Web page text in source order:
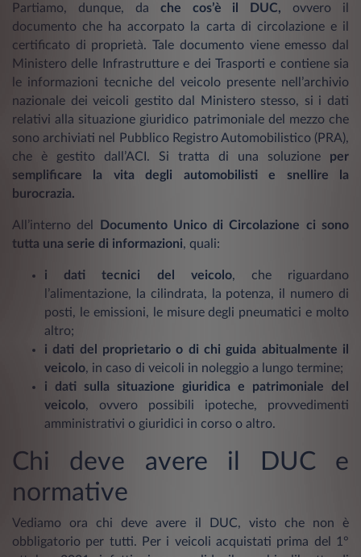
Partiamo, dunque, da che cos’è il DUC, ovvero il
documento che ha accorpato la carta di circolazione e il
certificato di proprietà. Tale documento viene emesso dal
Ministero delle Infrastrutture e dei Trasporti e contiene sia
le informazioni tecniche del veicolo presente nell’archivio
nazionale dei veicoli gestito dal Ministero stesso, si i dati
relativi alla situazione giuridico patrimoniale del mezzo che
sono archiviati nel Pubblico Registro Automobilistico (PRA),
che è gestito dall’ACI. Si tratta di una soluzione per
semplificare la vita degli automobilisti e snellire la
burocrazia.
All’interno del
Documento Unico di Circolazione ci sono
tutta una serie di informazioni, quali:
i dati tecnici del veicolo, che riguardano
l’alimentazione, la cilindrata, la potenza, il numero di
posti, le emissioni, le misure degli pneumatici e molto
altro;
i dati del proprietario o di chi guida abitualmente il
veicolo, in caso di veicoli in noleggio a lungo termine;
i dati sulla situazione giuridica e patrimoniale del
veicolo, ovvero possibili ipoteche, provvedimenti
amministrativi o giuridici in corso o altro.
Chi deve avere il DUC e
normative
Vediamo ora chi deve avere il DUC, visto che non è
obbligatorio per tutti. Per i veicoli acquistati prima del 1°